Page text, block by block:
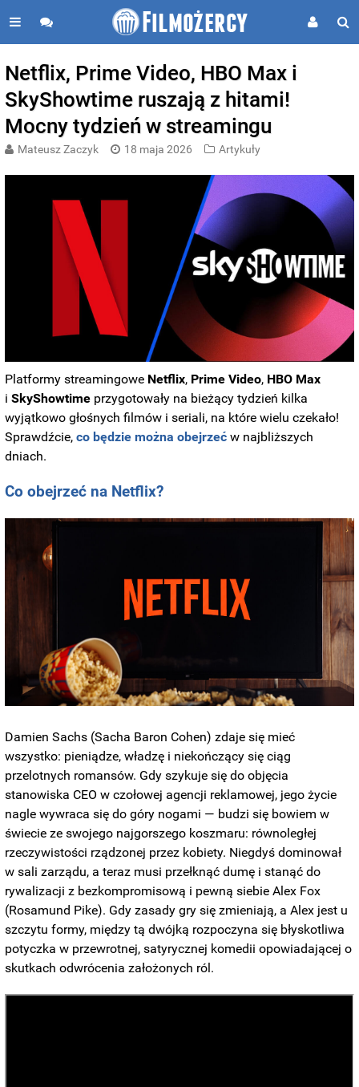
Netflix, Prime Video, HBO Max i
SkyShowtime ruszają z hitami!
Mocny tydzień w streamingu
Mateusz Zaczyk 18 maja 2026 Artykuły
Platformy streamingowe Netflix, Prime Video, HBO Max
iSkyShowtime przygotowały na bieżący tydzień kilka
wyjątkowo głośnych filmów i seriali, na które wielu czekało!
Sprawdźcie,co będzie można obejrzeć w najbliższych
dniach.
Co obejrzeć na Netflix?
Damien Sachs (Sacha Baron Cohen) zdaje się mieć
wszystko: pieniądze, władzę i niekończący się ciąg
przelotnych romansów. Gdy szykuje się do objęcia
stanowiska CEO w czołowej agencji reklamowej, jego życie
nagle wywraca się do góry nogami — budzi się bowiem w
świecie ze swojego najgorszego koszmaru: równoległej
rzeczywistości rządzonej przez kobiety. Niegdyś dominował
w sali zarządu, a teraz musi przełknąć dumę i stanąć do
rywalizacji z bezkompromisową i pewną siebie Alex Fox
(Rosamund Pike). Gdy zasady gry się zmieniają, a Alex jest u
szczytu formy, między tą dwójką rozpoczyna się błyskotliwa
potyczka w przewrotnej, satyrycznej komedii opowiadającej o
skutkach odwrócenia założonych ról.